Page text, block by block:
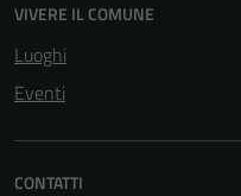
VIVERE IL COMUNE
Luoghi
Eventi
CONTATTI